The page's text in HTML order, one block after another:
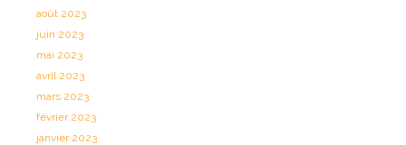
août 2023
juin 2023
mai 2023
avril 2023
mars 2023
février 2023
janvier 2023